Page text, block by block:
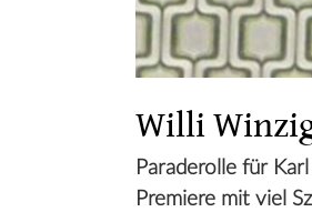
Willi
Paraderolle für
Premiere mit viel